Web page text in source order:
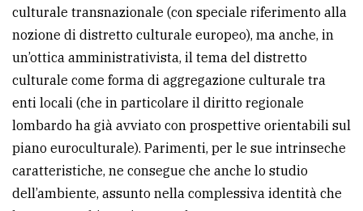
culturale transnazionale (con speciale riferimento alla
nozione di distretto culturale europeo), ma anche, in
un’ottica amministrativista, il tema del distretto
culturale come forma di aggregazione culturale tra
enti locali (che in particolare il diritto regionale
lombardo ha già avviato con prospettive orientabili sul
piano euroculturale). Parimenti, per le sue intrinseche
caratteristiche, ne consegue che anche lo studio
dell’ambiente, assunto nella complessiva identità che